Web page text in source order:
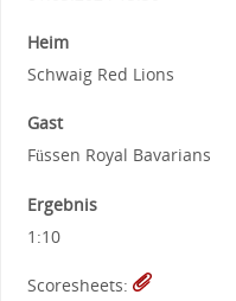
Heim
Schwaig Red Lions
Gast
Füssen Royal Bavarians
Ergebnis
1:10
Scoresheets: